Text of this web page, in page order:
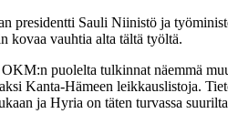
presidentti Sauli Niinistö ja
kovaa vauhtia alta tältä työltä.
puolelta tulkinnat näemmä
Kanta-Hämeen leikkauslistoja.
ja Hyria on täten turvassa